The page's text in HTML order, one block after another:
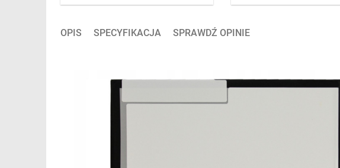
OPIS SPECYFIKACJA SPRAWDŹ OPINIE